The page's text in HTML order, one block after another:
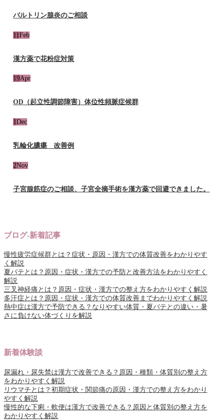
バルトリン腺炎のご相談
11Feb
漢方薬で花粉症対策
19Apr
OD（起立性調節障害）体位性頻脈症候群
1 Dec
乳輪化膿瘍 改善例
2Nov
子宮腺筋症のご相談、子宮全摘手術を漢方薬で回避できました。
ブログ-新着記事
慢性疲労症候群とは？症状・原因・漢方での体質改善をわかりやす
く解説
夏バテとは？原因・症状・漢方での予防と改善方法をわかりやすく
解説
三叉神経痛とは？原因・症状・漢方での整え方をわかりやすく解説
多汗症とは？原因・症状・漢方での体質改善までわかりやすく解説
熱中症は漢方で予防できる？なりやすい体質・夏バテとの違い・暑
さに負けない体づくりを解説
新着体験談
尿漏れ・尿失禁は漢方で改善できる？原因・種類・体質別の整え方
をわかりやすく解説
リウマチとは？初期症状・関節痛の原因・漢方での整え方をわかり
やすく解説
慢性的な下痢・軟便は漢方で改善できる？原因と体質別の整え方を
わかりやすく解説